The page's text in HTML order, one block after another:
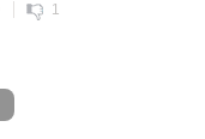
1